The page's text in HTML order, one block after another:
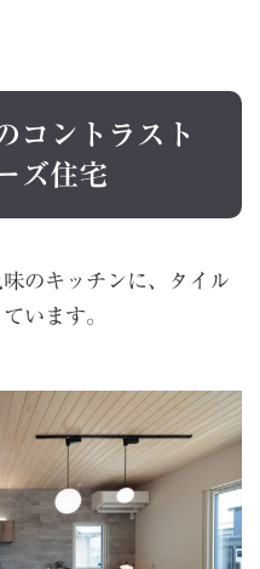
コントラスト
ズ住宅
のキッチンに、タイル
います。